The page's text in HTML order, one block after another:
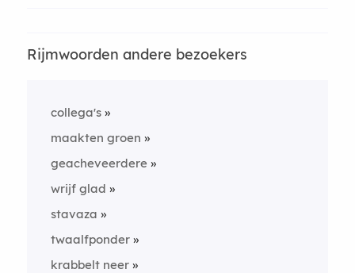
Rijmwoorden andere bezoekers
collega's
maakten groen
geacheveerdere
wrijf glad
stavaza
twaalfponder
krabbelt neer